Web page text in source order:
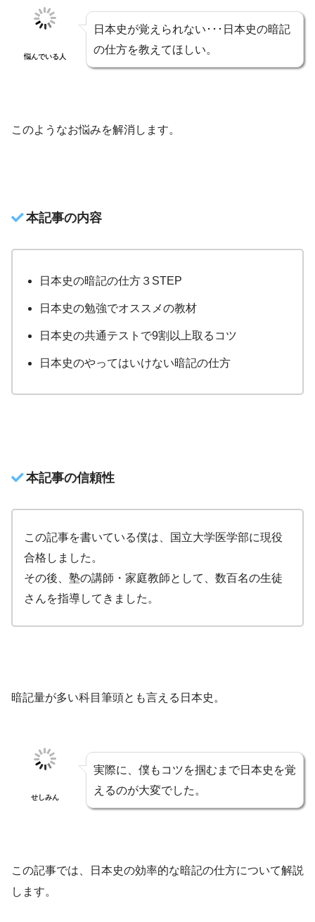
悩んでいる人
日本史が覚えられない･･･日本史の暗記
の仕方を教えてほしい。
このようなお悩みを解消します。
本記事の内容
日本史の暗記の仕方３STEP
日本史の勉強でオススメの教材
日本史の共通テストで9割以上取るコツ
日本史のやってはいけない暗記の仕方
本記事の信頼性
この記事を書いている僕は、国立大学医学部に現役
合格しました。
その後、塾の講師・家庭教師として、数百名の生徒
さんを指導してきました。
暗記量が多い科目筆頭とも言える日本史。
せしみん
実際に、僕もコツを掴むまで日本史を覚
えるのが大変でした。
この記事では、日本史の効率的な暗記の仕方について解説
します。